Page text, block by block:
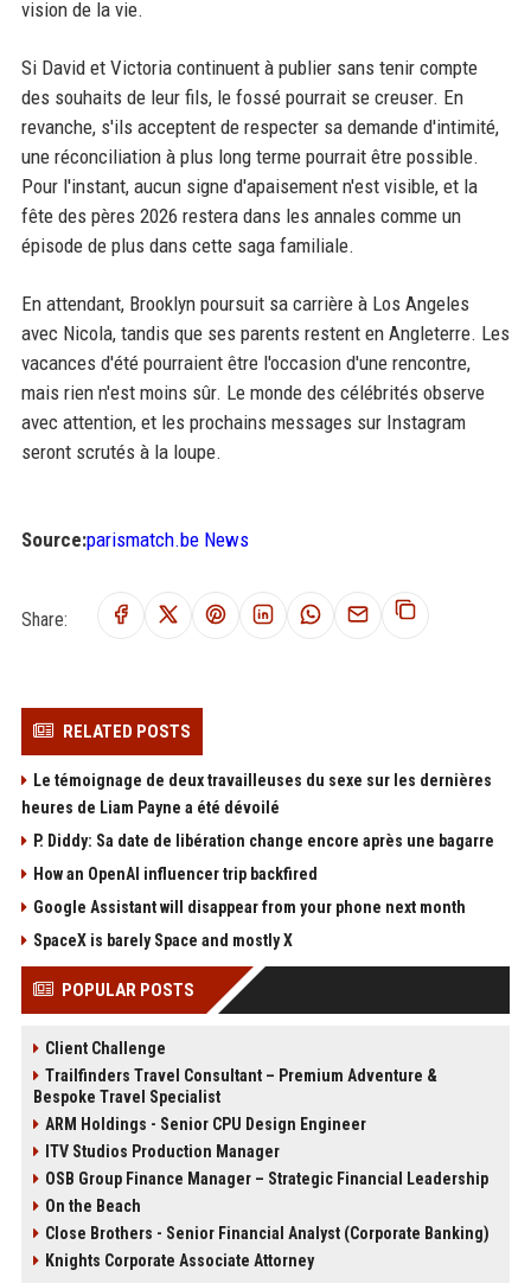
vision de la vie.
Si David et Victoria continuent à publier sans tenir compte
des souhaits de leur fils, le fossé pourrait se creuser. En
revanche, s'ils acceptent de respecter sa demande d'intimité,
une réconciliation à plus long terme pourrait être possible.
Pour l'instant, aucun signe d'apaisement n'est visible, et la
fête des pères 2026 restera dans les annales comme un
épisode de plus dans cette saga familiale.
En attendant, Brooklyn poursuit sa carrière à Los Angeles
avec Nicola, tandis que ses parents restent en Angleterre. Les
vacances d'été pourraient être l'occasion d'une rencontre,
mais rien n'est moins sûr. Le monde des célébrités observe
avec attention, et les prochains messages sur Instagram
seront scrutés à la loupe.
Source:parismatch.be News
Share:
RELATED POSTS
Le témoignage de deux travailleuses du sexe sur les dernières
heures de Liam Payne a été dévoilé
P. Diddy: Sa date de libération change encore après une bagarre
How an OpenAI influencer trip backfired
Google Assistant will disappear from your phone next month
SpaceX is barely Space and mostly X
POPULAR POSTS
Client Challenge
Trailfinders Travel Consultant – Premium Adventure &
Bespoke Travel Specialist
ARM Holdings - Senior CPU Design Engineer
ITV Studios Production Manager
OSB Group Finance Manager – Strategic Financial Leadership
On the Beach
Close Brothers - Senior Financial Analyst (Corporate Banking)
Knights Corporate Associate Attorney